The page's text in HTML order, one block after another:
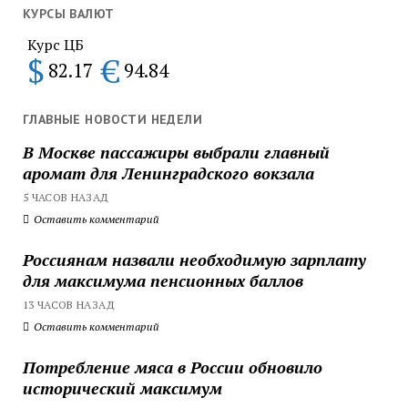
КУРСЫ ВАЛЮТ
Курс ЦБ
$ 82.17 € 94.84
ГЛАВНЫЕ НОВОСТИ НЕДЕЛИ
В Москве пассажиры выбрали главный
аромат для Ленинградского вокзала
5 ЧАСОВ НАЗАД
Оставить комментарий
Россиянам назвали необходимую зарплату
для максимума пенсионных баллов
13 ЧАСОВ НАЗАД
Оставить комментарий
Потребление мяса в России обновило
исторический максимум